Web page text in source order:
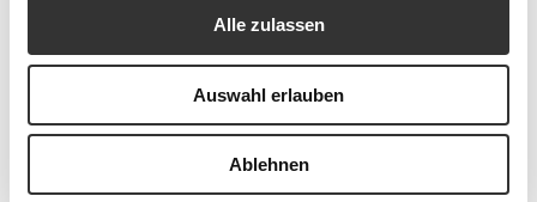
Alle zulassen
Auswahl erlauben
Ablehnen